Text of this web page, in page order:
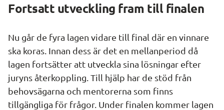
Fortsatt utveckling fram till finalen
Nu går de fyra lagen vidare till final där en vinnare
ska koras. Innan dess är det en mellanperiod då
lagen fortsätter att utveckla sina lösningar efter
juryns återkoppling. Till hjälp har de stöd från
behovsägarna och mentorerna som finns
tillgängliga för frågor. Under finalen kommer lagen